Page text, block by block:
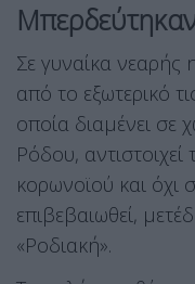
Σε γυναίκα νεαρής
από το εξωτερικό
οποία διαμένει σε
Ρόδου, αντιστοιχεί
κορωνοϊού και όχι
επιβεβαιωθεί,
«Ροδιακή».